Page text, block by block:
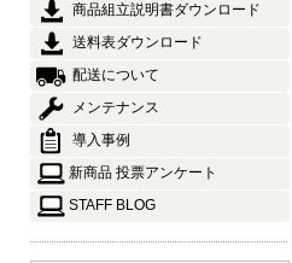
商品組立説明書ダウンロード
送料表ダウンロード
配送について
メンテナンス
導入事例
新商品 投票アンケート
STAFF BLOG